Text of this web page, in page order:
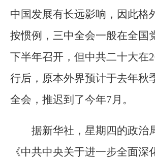
中国发展有长远影响，因此格
按惯例，三中全会一般在全国
下半年召开，但中共二十大在
行后，原本外界预计于去年秋
全会，推迟到了今年7月。
据新华社，星期四的政治
《中共中央关于进一步全面深